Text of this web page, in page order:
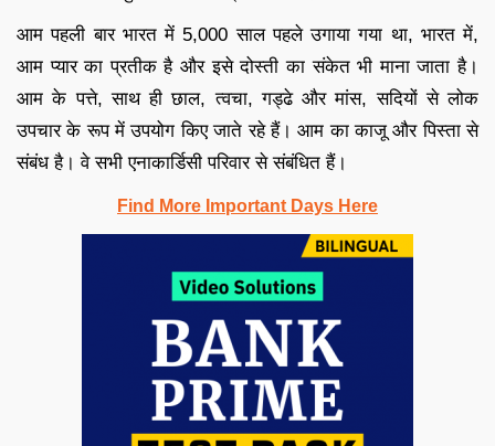
आम पहली बार भारत में 5,000 साल पहले उगाया गया था, भारत में,
आम प्यार का प्रतीक है और इसे दोस्ती का संकेत भी माना जाता है।
आम के पत्ते, साथ ही छाल, त्वचा, गड्ढे और मांस, सदियों से लोक
उपचार के रूप में उपयोग किए जाते रहे हैं। आम का काजू और पिस्ता से
संबंध है। वे सभी एनाकार्डिसी परिवार से संबंधित हैं।
Find More Important Days Here